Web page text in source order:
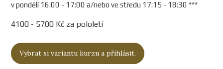
v pondělí 16:00 - 17:00 a/nebo ve středu 17:15 - 18:30 ***
4100 - 5700 Kč za pololetí
Vybrat si variantu kurzu a přihlásit.